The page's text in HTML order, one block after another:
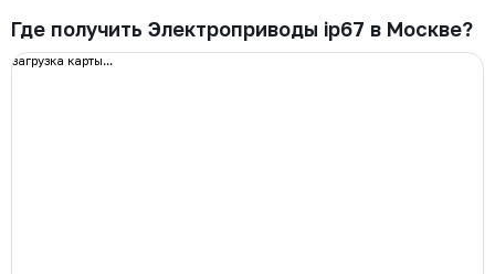
Где получить Электроприводы ip67 в Москве?
загрузка карты...